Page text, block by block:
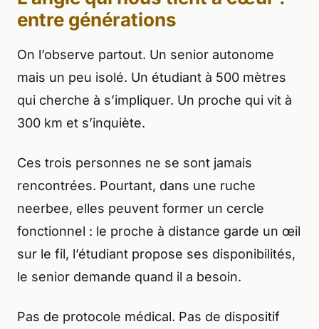
entre générations
On l’observe partout. Un senior autonome
mais un peu isolé. Un étudiant à 500 mètres
qui cherche à s’impliquer. Un proche qui vit à
300 km et s’inquiète.
Ces trois personnes ne se sont jamais
rencontrées. Pourtant, dans une ruche
neerbee, elles peuvent former un cercle
fonctionnel : le proche à distance garde un œil
sur le fil, l’étudiant propose ses disponibilités,
le senior demande quand il a besoin.
Pas de protocole médical. Pas de dispositif